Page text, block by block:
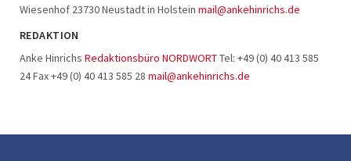
Wiesenhof 23730 Neustadt in Holstein mail@ankehinrichs.de
REDAKTION
Anke Hinrichs Redaktionsbüro NORDWORTTel: +49 (0) 40 413 585
24 Fax +49 (0) 40 413 585 28 mail@ankehinrichs.de